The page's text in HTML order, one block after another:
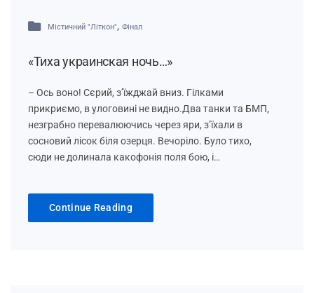
Містичний "Літкон", Фінал
«Тиха украинская ночь…»
– Ось воно! Сєрий, з’їжджай вниз. Гілками
прикриємо, в улоговині не видно.Два танки та БМП,
незграбно перевалюючись через яри, з’їхали в
сосновий лісок біля озерця. Вечоріло. Було тихо,
сюди не долинала какофонія поля бою, і…
Continue Reading